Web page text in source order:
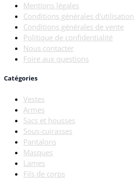
Mentions légales
Conditions générales d'utilisation
Conditions générales de vente
Politique de confidentialité
Nous contacter
Foire aux questions
Catégories
Vestes
Armes
Sacs et housses
Sous-cuirasses
Pantalons
Masques
Lames
Fils de corps